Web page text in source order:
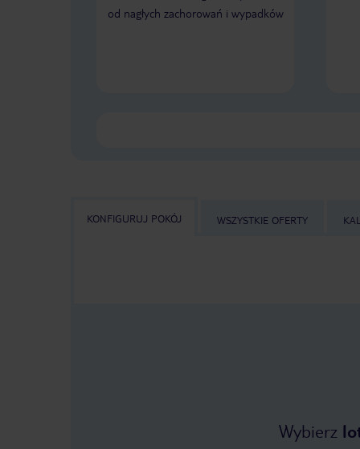
od nagłych zachorowań i wypadków
KONFIGURUJ POKÓJ WSZYSTKIE OFERTY
Wybierz